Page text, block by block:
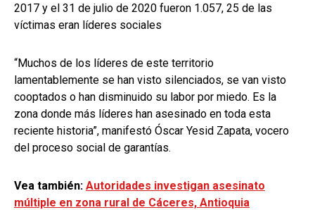
2017 y el 31 de julio de 2020 fueron 1.057, 25 de las
víctimas eran líderes sociales
“Muchos de los líderes de este territorio
lamentablemente se han visto silenciados, se van visto
cooptados o han disminuido su labor por miedo. Es la
zona donde más líderes han asesinado en toda esta
reciente historia”, manifestó Óscar Yesid Zapata, vocero
del proceso social de garantías.
Vea también: Autoridades investigan asesinato
múltiple en zona rural de Cáceres, Antioquia